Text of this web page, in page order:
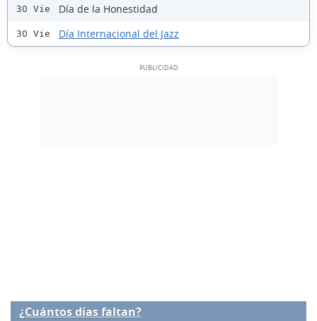
30 Vie Día de la Honestidad
30 Vie Día Internacional del Jazz
¿Cuántos días faltan?